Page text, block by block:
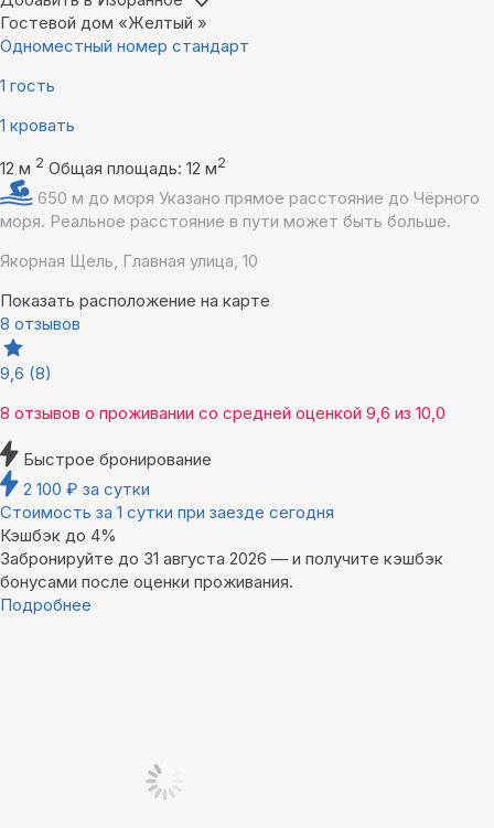
Гостевой дом «Желтый »
Одноместный номер стандарт
1 гость
1 кровать
12 м 2 Общая площадь: 12 м2
650 м до моря Указано прямое расстояние до Чёрного
моря. Реальное расстояние в пути может быть больше.
Якорная Щель, Главная улица, 10
Показать расположение на карте
8 отзывов
9,6 (8)
8 отзывов о проживании со средней оценкой 9,6 из 10,0
Быстрое бронирование
2 100 ₽ за сутки
Стоимость за 1 сутки при заезде сегодня
Кэшбэк до 4%
Забронируйте до 31 августа 2026 — и получите кэшбэк
бонусами после оценки проживания.
Подробнее